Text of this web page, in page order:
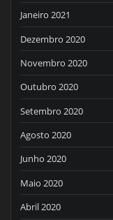
Janeiro 2021
Dezembro 2020
Novembro 2020
Outubro 2020
Setembro 2020
Agosto 2020
Junho 2020
Maio 2020
Abril 2020